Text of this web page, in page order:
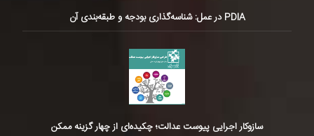
PDIA در عمل: شناسه‌گذاری بودجه و طبقه‌بندی آن
سازوکار اجرایی پیوست عدالت؛ چکیده‌ای از چهار گزینه ممکن